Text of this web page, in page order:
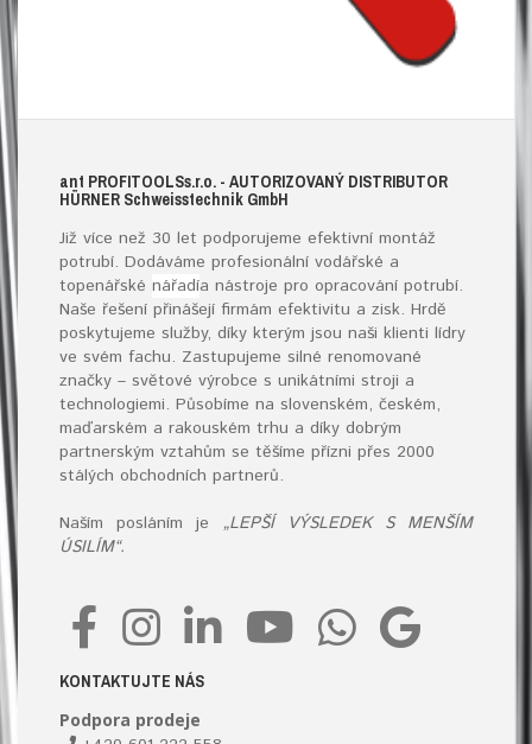
ant PROFITOOLSs.r.o. - AUTORIZOVANÝ DISTRIBUTOR
HÜRNER Schweisstechnik GmbH
Již více než 30 let podporujeme efektivní montáž
potrubí. Dodáváme profesionální vodářské a
topenářské nářadía nástroje pro opracování potrubí.
Naše řešení přinášejí firmám efektivitu a zisk. Hrdě
poskytujeme služby, díky kterým jsou naši klienti lídry
ve svém fachu. Zastupujeme silné renomované
značky – světové výrobce s unikátními stroji a
technologiemi. Působíme na slovenském, českém,
maďarském a rakouském trhu a díky dobrým
partnerským vztahům se těšíme přízni přes 2000
stálých obchodních partnerů.
Naším posláním je „LEPŠÍ VÝSLEDEK S MENŠÍM
ÚSILÍM“.
KONTAKTUJTE NÁS
Podpora prodeje